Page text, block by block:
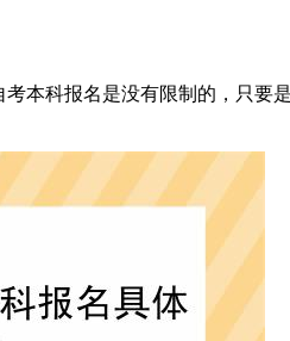
科报名是没有限制的，只要